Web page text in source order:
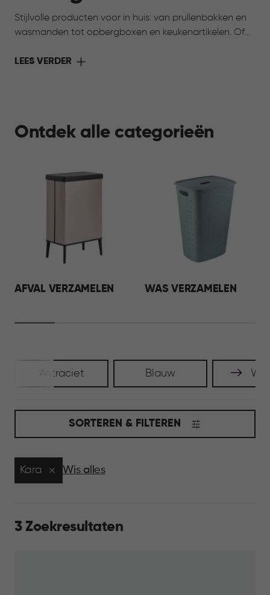
Stijlvolle producten voor in huis: van prullenbakken en
wasmanden tot opbergboxen en keukenartikelen. Of
vind je praktische oplossingen. Alles voor meer gemak,
LEES VERDER
Ontdek alle categorieën
AFVAL VERZAMELEN WAS VERZAMELEN
Antraciet Blauw Wit
SORTEREN & FILTEREN
Kara Wis alles
3 Zoekresultaten